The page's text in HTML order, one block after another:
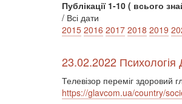
Публікації 1-10 ( всього
/ Всі дати
2015 2016 2017 2018 2019
23.02.2022 Психологія
Телевізор переміг здоровий
https://glavcom.ua/country/